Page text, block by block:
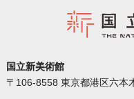
国立新美術館
〒106-8558 東京都港区六本